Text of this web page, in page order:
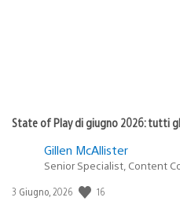
State of Play di giugno 2026: tutti
Gillen McAllister
Senior Specialist, Content
Data
3 Giugno, 2026 16